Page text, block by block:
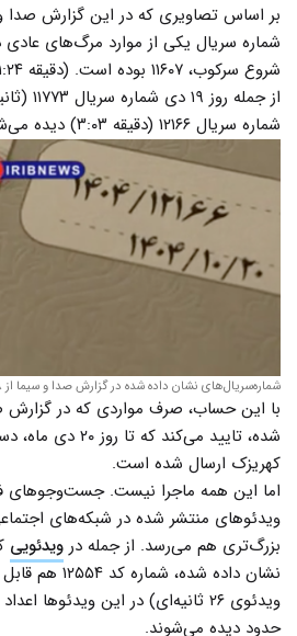
بر اساس تصاویری که در این گزارش صدا
شروع سرکوب، ۱۱۶۰۷ بوده است. (دقیقه ۱:۲۴)
شماره سریال‌ ۱۲۱۶۶ (دقیقه ۳:۰۳) دیده می‌شود.
شماره‌سریال‌های نشان داده شده در گزارش صدا و سیما از ۱۸ تا ۲۰ دی ۱۴۰۴
با این حساب، صرف مواردی که در گزارش
کهریزک ارسال شده است.
اما این همه ماجرا نیست. جست‌وجوهای
ویدئوهای منتشر شده در شبکه‌های
بزرگ‌تری هم می‌رسد. از جمله در ویدئویی
ویدئوی ۲۶ ثانیه‌ای) در این
حدود دیده می‌شوند.